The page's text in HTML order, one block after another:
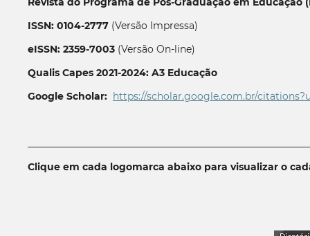
ISSN: 0104-2777(Versão Impressa)
eISSN: 2359-7003(Versão On-line)
Qualis Capes 2021-2024: A3 Educação
Google Scholar: https://scholar.google.com.br/
Clique em cada logomarca abaixo para visualizar o